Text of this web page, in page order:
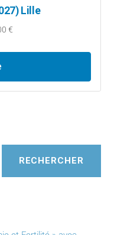
Lille
€
RECHERCHER